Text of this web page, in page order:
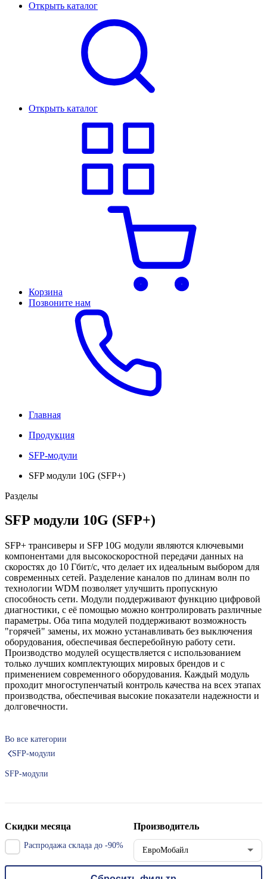
Открыть каталог
Открыть каталог
Корзина
Позвоните нам
Главная
Продукция
SFP-модули
SFP модули 10G (SFP+)
Разделы
SFP модули 10G (SFP+)
SFP+ трансиверы и SFP 10G модули являются ключевыми
компонентами для высокоскоростной передачи данных на
скоростях до 10 Гбит/с, что делает их идеальным выбором для
современных сетей. Разделение каналов по длинам волн по
технологии WDM позволяет улучшить пропускную
способность сети. Модули поддерживают функцию цифровой
диагностики, с её помощью можно контролировать различные
параметры. Оба типа модулей поддерживают возможность
"горячей" замены, их можно устанавливать без выключения
оборудования, обеспечивая бесперебойную работу сети.
Производство модулей осуществляется с использованием
только лучших комплектующих мировых брендов и с
применением современного оборудования. Каждый модуль
проходит многоступенчатый контроль качества на всех этапах
производства, обеспечивая высокие показатели надежности и
долговечности.
Во все категории
SFP-модули
SFP-модули
Скидки месяца
Распродажа склада до -90%
Производитель
ЕвроМобайл